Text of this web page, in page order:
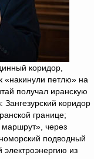
коридор,
«накинули петлю» на
получал иранскую
коридор
границе;
через
подводный
из